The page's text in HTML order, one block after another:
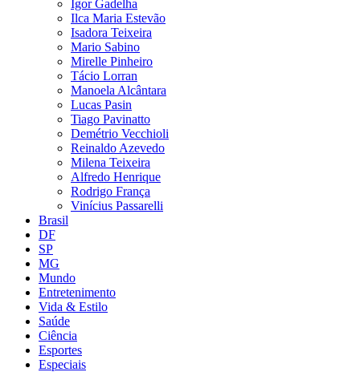
Igor Gadelha
Ilca Maria Estevão
Isadora Teixeira
Mario Sabino
Mirelle Pinheiro
Tácio Lorran
Manoela Alcântara
Lucas Pasin
Tiago Pavinatto
Demétrio Vecchioli
Reinaldo Azevedo
Milena Teixeira
Alfredo Henrique
Rodrigo França
Vinícius Passarelli
Brasil
DF
SP
MG
Mundo
Entretenimento
Vida & Estilo
Saúde
Ciência
Esportes
Especiais